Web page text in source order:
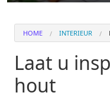
HOME INTERIEUR
Laat u
hout